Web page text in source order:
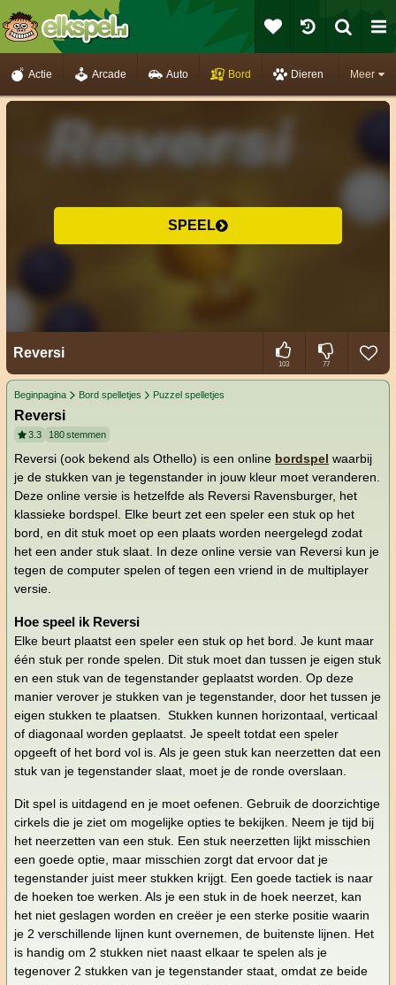
Meer
Actie Arcade Auto Bord Dieren
SPEEL
Reversi
103 77
Beginpagina Bord spelletjes Puzzel spelletjes
Reversi
3.3 180stemmen
Reversi (ook bekend als Othello) is een online bordspel waarbij
je de stukken van je tegenstander in jouw kleur moet veranderen.
Deze online versie is hetzelfde als Reversi Ravensburger, het
klassieke bordspel. Elke beurt zet een speler een stuk op het
bord, en dit stuk moet op een plaats worden neergelegd zodat
het een ander stuk slaat. In deze online versie van Reversi kun je
tegen de computer spelen of tegen een vriend in de multiplayer
versie.
Hoe speel ik Reversi
Elke beurt plaatst een speler een stuk op het bord. Je kunt maar
één stuk per ronde spelen. Dit stuk moet dan tussen je eigen stuk
en een stuk van de tegenstander geplaatst worden. Op deze
manier verover je stukken van je tegenstander, door het tussen je
eigen stukken te plaatsen. Stukken kunnen horizontaal, verticaal
of diagonaal worden geplaatst. Je speelt totdat een speler
opgeeft of het bord vol is. Als je geen stuk kan neerzetten dat een
stuk van je tegenstander slaat, moet je de ronde overslaan.
Dit spel is uitdagend en je moet oefenen. Gebruik de doorzichtige
cirkels die je ziet om mogelijke opties te bekijken. Neem je tijd bij
het neerzetten van een stuk. Een stuk neerzetten lijkt misschien
een goede optie, maar misschien zorgt dat ervoor dat je
tegenstander juist meer stukken krijgt. Een goede tactiek is naar
de hoeken toe werken. Als je een stuk in de hoek neerzet, kan
het niet geslagen worden en creëer je een sterke positie waarin
je 2 verschillende lijnen kunt overnemen, de buitenste lijnen. Het
is handig om 2 stukken niet naast elkaar te spelen als je
tegenover 2 stukken van je tegenstander staat, omdat ze beide